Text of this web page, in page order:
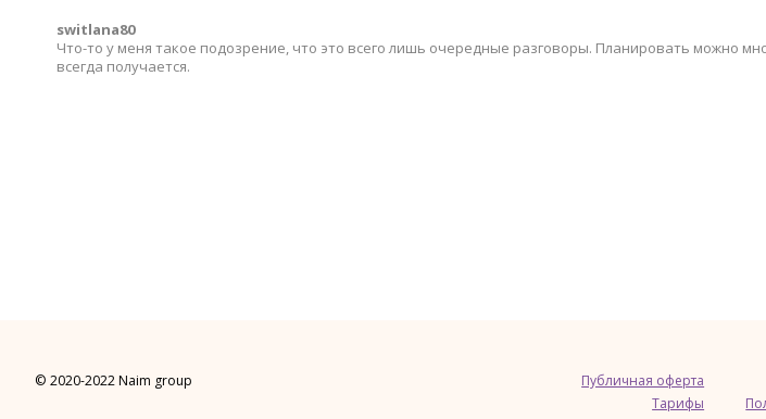
switlana80
Что-то у меня такое подозрение, что это всего лишь очередные разговоры. Планировать можно
всегда получается.
© 2020-2022 Naim group
Публичная оферта
Тарифы